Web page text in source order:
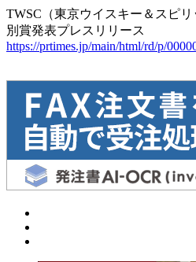
TWSC（東京ウイスキー＆スピ
別賞発表プレスリリース
https://prtimes.jp/main/html/rd/p/